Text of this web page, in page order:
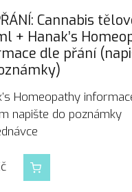
Cannabis
+ Hanak’s
dle přání
Homeopathy
napište do poznámky